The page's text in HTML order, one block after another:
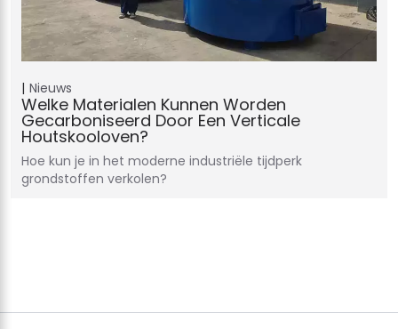
Nieuws
Welke Materialen Kunnen Worden
Gecarboniseerd Door Een Verticale
Houtskooloven?
Hoe kun je in het moderne industriële tijdperk
grondstoffen verkolen?